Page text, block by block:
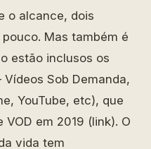
o alcance, dois
Mas também é
estão inclusos os
Vídeos Sob Demanda,
YouTube, etc), que
em 2019 (link). O
vida tem